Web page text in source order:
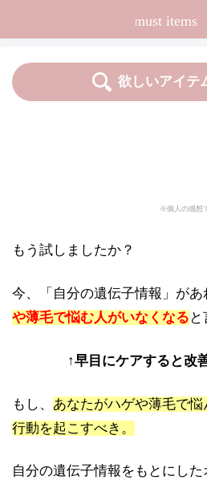
欲しいアイテ
送料
キャンペーン
こだわり
※個人の感想
もう試しましたか？
今、「自分の遺伝子情報」があ
や薄毛で悩む人がいなくなる
↑早目にケアすると改
もし、 あなたがハゲや薄毛で悩
行動を起こすべき。
自分の遺伝子情報をもとにし